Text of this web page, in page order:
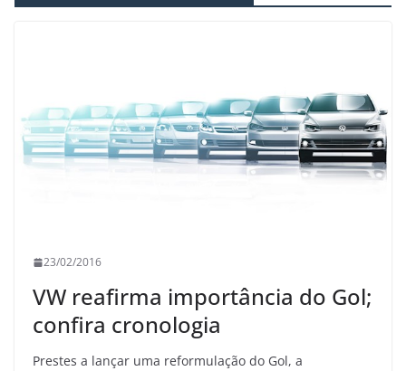
23/02/2016
VW reafirma importância do Gol;
confira cronologia
Prestes a lançar uma reformulação do Gol, a